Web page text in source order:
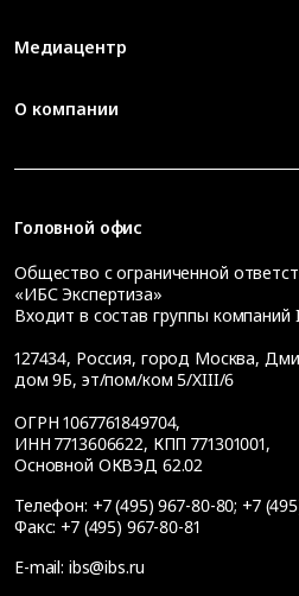
Медиацентр
О компании
Головной офис
Общество с ограниченной
«ИБС Экспертиза»
Входит в состав группы компаний
127434, Россия, город Москва,
дом 9Б, эт/пом/ком 5/XIII/6
ОГРН 1067761849704,
ИНН 7713606622, КПП 771301001,
Основной ОКВЭД 62.02
Телефон: +7 (495) 967-80-80; +7
Факс: +7 (495) 967-80-81
E-mail: ibs@ibs.ru